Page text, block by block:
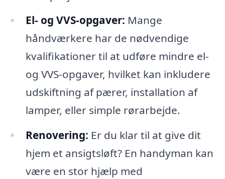
El- og VVS-opgaver: Mange
håndværkere har de nødvendige
kvalifikationer til at udføre mindre el-
og VVS-opgaver, hvilket kan inkludere
udskiftning af pærer, installation af
lamper, eller simple rørarbejde.
Renovering: Er du klar til at give dit
hjem et ansigtsløft? En handyman kan
være en stor hjælp med